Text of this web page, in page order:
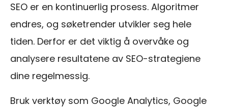
SEO er en kontinuerlig prosess. Algoritmer
endres, og søketrender utvikler seg hele
tiden. Derfor er det viktig å overvåke og
analysere resultatene av SEO-strategiene
dine regelmessig.
Bruk verktøy som Google Analytics, Google